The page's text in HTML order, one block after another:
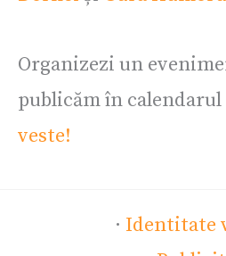
Organizezi un
publicăm în
veste!
· Identitate